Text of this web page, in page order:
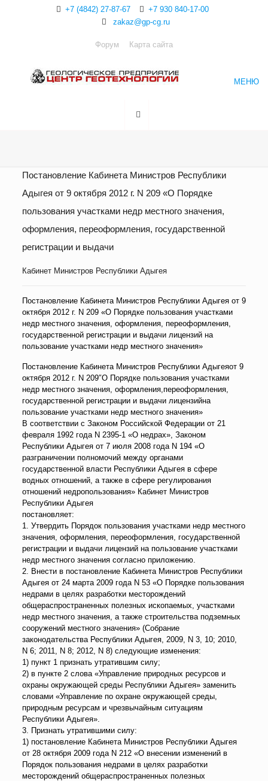
+7 (4842) 27-87-67
+7 930 840-17-00
zakaz@gp-cg.ru
Форум Карта сайта
МЕНЮ
Постановление Кабинета Министров Республики
Адыгея от 9 октября 2012 г. N 209 «О Порядке
пользования участками недр местного значения,
оформления, переоформления, государственной
регистрации и выдачи
Кабинет Министров Республики Адыгея
Постановление Кабинета Министров Республики Адыгея от 9
октября 2012 г. N 209 «О Порядке пользования участками
недр местного значения, оформления, переоформления,
государственной регистрации и выдачи лицензий на
пользование участками недр местного значения»
Постановление Кабинета Министров Республики Адыгеяот 9
октября 2012 г. N 209″О Порядке пользования участками
недр местного значения, оформления,переоформления,
государственной регистрации и выдачи лицензийна
пользование участками недр местного значения»
В соответствии с Законом Российской Федерации от 21
февраля 1992 года N 2395-1 «О недрах», Законом
Республики Адыгея от 7 июля 2008 года N 194 «О
разграничении полномочий между органами
государственной власти Республики Адыгея в сфере
водных отношений, а также в сфере регулирования
отношений недропользования» Кабинет Министров
Республики Адыгея
постановляет:
1. Утвердить Порядок пользования участками недр местного
значения, оформления, переоформления, государственной
регистрации и выдачи лицензий на пользование участками
недр местного значения согласно приложению.
2. Внести в постановление Кабинета Министров Республики
Адыгея от 24 марта 2009 года N 53 «О Порядке пользования
недрами в целях разработки месторождений
общераспространенных полезных ископаемых, участками
недр местного значения, а также строительства подземных
сооружений местного значения» (Собрание
законодательства Республики Адыгея, 2009, N 3, 10; 2010,
N 6; 2011, N 8; 2012, N 8) следующие изменения:
1) пункт 1 признать утратившим силу;
2) в пункте 2 слова «Управление природных ресурсов и
охраны окружающей среды Республики Адыгея» заменить
словами «Управление по охране окружающей среды,
природным ресурсам и чрезвычайным ситуациям
Республики Адыгея».
3. Признать утратившими силу:
1) постановление Кабинета Министров Республики Адыгея
от 28 октября 2009 года N 212 «О внесении изменений в
Порядок пользования недрами в целях разработки
месторождений общераспространенных полезных